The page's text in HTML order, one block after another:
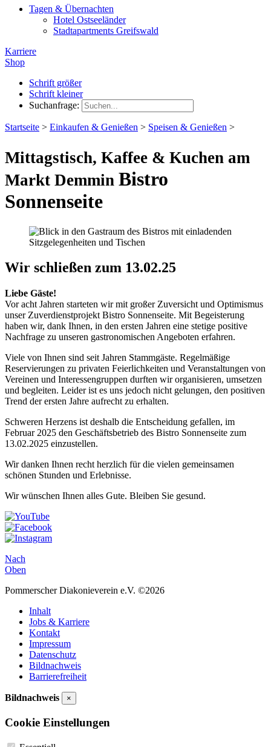
Tagen & Übernachten
Hotel Ostseeländer
Stadtapartments Greifswald
Karriere
Shop
Schrift größer
Schrift kleiner
Suchanfrage:
Startseite > Einkaufen & Genießen > Speisen & Genießen >
Mittagstisch, Kaffee & Kuchen am
Markt Demmin Bistro
Sonnenseite
Wir schließen zum 13.02.25
Liebe Gäste!
Vor acht Jahren starteten wir mit großer Zuversicht und Optimismus
unser Zuverdienstprojekt Bistro Sonnenseite. Mit Begeisterung
haben wir, dank Ihnen, in den ersten Jahren eine stetige positive
Nachfrage zu unseren gastronomischen Angeboten erfahren.
Viele von Ihnen sind seit Jahren Stammgäste. Regelmäßige
Reservierungen zu privaten Feierlichkeiten und Veranstaltungen von
Vereinen und Interessengruppen durften wir organisieren, umsetzen
und begleiten. Leider ist es uns jedoch nicht gelungen, den positiven
Trend der ersten Jahre aufrecht zu erhalten.
Schweren Herzens ist deshalb die Entscheidung gefallen, im
Februar 2025 den Geschäftsbetrieb des Bistro Sonnenseite zum
13.02.2025 einzustellen.
Wir danken Ihnen recht herzlich für die vielen gemeinsamen
schönen Stunden und Erlebnisse.
Wir wünschen Ihnen alles Gute. Bleiben Sie gesund.
Nach
Oben
Pommerscher Diakonieverein e.V. ©2026
Inhalt
Jobs & Karriere
Kontakt
Impressum
Datenschutz
Bildnachweis
Barrierefreiheit
Bildnachweis ×
Cookie Einstellungen